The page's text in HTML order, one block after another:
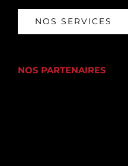
NOS SERVICES
NOS PARTENAIRES